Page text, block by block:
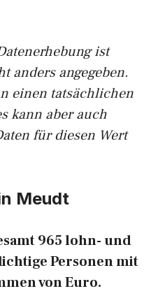
ist
anders angegeben.
einen tatsächlichen
kann aber auch
für diesen Wert
Meudt
965 lohn- und
Personen mit
von Euro.